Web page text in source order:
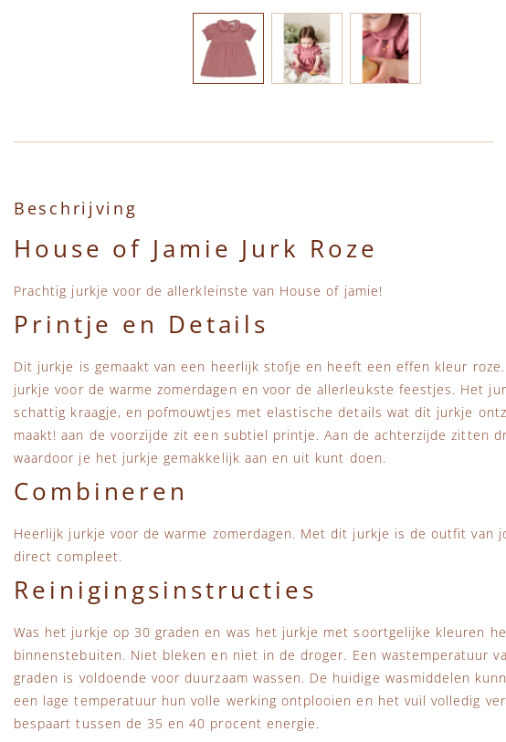
Beschrijving
House of Jamie Jurk Roze
Prachtig jurkje voor de allerkleinste van House of jamie!
Printje en Details
Dit jurkje is gemaakt van een heerlijk stofje en heeft een effen kleur
jurkje voor de warme zomerdagen en voor de allerleukste feestjes. Het
schattig kraagje, en pofmouwtjes met elastische details wat dit jurkje
maakt! aan de voorzijde zit een subtiel printje. Aan de achterzijde zitten
waardoor je het jurkje gemakkelijk aan en uit kunt doen.
Combineren
Heerlijk jurkje voor de warme zomerdagen. Met dit jurkje is de outfit van
direct compleet.
Reinigingsinstructies
Was het jurkje op 30 graden en was het jurkje met soortgelijke kleuren
binnenstebuiten. Niet bleken en niet in de droger. Een wastemperatuur
graden is voldoende voor duurzaam wassen. De huidige wasmiddelen
een lage temperatuur hun volle werking ontplooien en het vuil volledig
bespaart tussen de 35 en 40 procent energie.